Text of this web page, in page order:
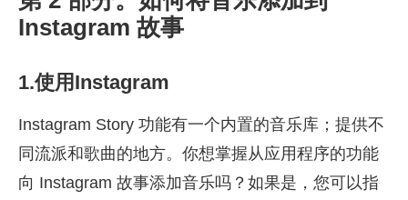
Instagram 故事
1.使用Instagram
Instagram Story 功能有一个内置的音乐库；提供不
同流派和歌曲的地方。你想掌握从应用程序的功能
向 Instagram 故事添加音乐吗？如果是，您可以指